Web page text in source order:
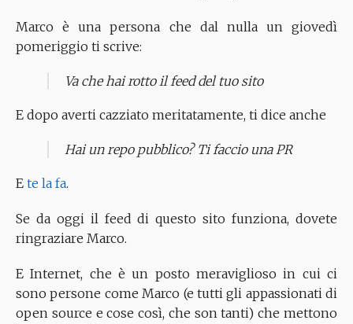
Marco è una persona che dal nulla un giovedì
pomeriggio ti scrive:
Va che hai rotto il feed del tuo sito
E dopo averti cazziato meritatamente, ti dice anche
Hai un repo pubblico? Ti faccio una PR
E te la fa.
Se da oggi il feed di questo sito funziona, dovete
ringraziare Marco.
E Internet, che è un posto meraviglioso in cui ci
sono persone come Marco (e tutti gli appassionati di
open source e cose così, che son tanti) che mettono